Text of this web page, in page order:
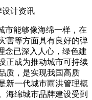
设计资讯
市能够像海绵一样，在
害等方面具有良好的弹
念已深入人心，绿色建
正成为推动城市可持续
质，是实现我国高质
新一代城市雨洪管理概
海绵城市品牌建设受到